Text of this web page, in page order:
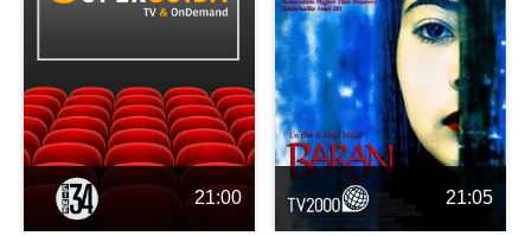
21:00 21:05